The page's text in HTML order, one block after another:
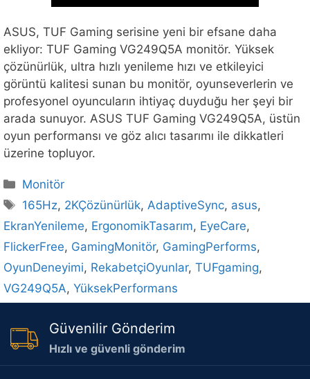
ASUS, TUF Gaming serisine yeni bir efsane daha
ekliyor: TUF Gaming VG249Q5A monitör. Yüksek
çözünürlük, ultra hızlı yenileme hızı ve etkileyici
görüntü kalitesi sunan bu monitör, oyunseverlerin ve
profesyonel oyuncuların ihtiyaç duyduğu her şeyi bir
arada sunuyor. ASUS TUF Gaming VG249Q5A, üstün
oyun performansı ve göz alıcı tasarımı ile dikkatleri
üzerine topluyor.
Kategoriler
Monitör
Etiketler
165Hz, 2KÇözünürlük,AdaptiveSync, asus,
EkranYenileme, ErgonomikTasarım, EyeCare,
FlickerFree, GamingMonitör, GamingPerforms,
OyunDeneyimi, RekabetçiOyunlar, TUFgaming,
VG249Q5A, YüksekPerformans
Güvenilir Gönderim
Hızlı ve güvenli gönderim